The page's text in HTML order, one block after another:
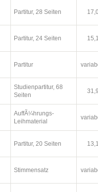
Partitur, 28 Seiten
Partitur, 24 Seiten
Partitur
Studienpartitur, 68
Seiten
AuffÃ¼hrungs-
Leihmaterial
Partitur, 20 Seiten
Stimmensatz